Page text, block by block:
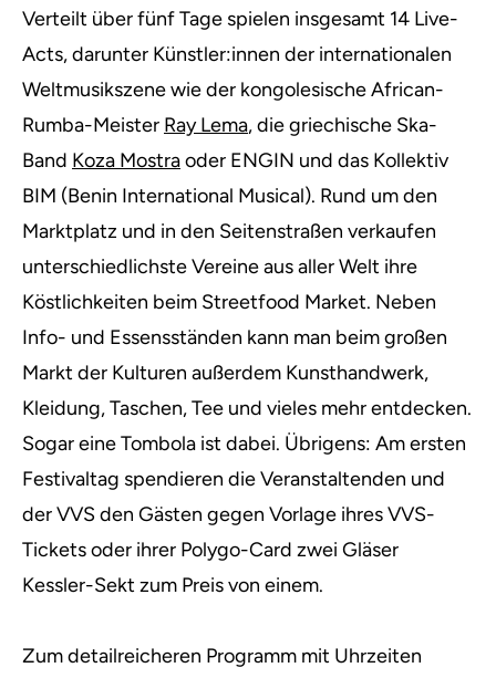
Verteilt über fünf Tage spielen insgesamt 14 Live-
Acts, darunter Künstler:innen der internationalen
Weltmusikszene wie der kongolesische African-
Rumba-Meister Ray Lema, die griechische Ska-
Band Koza Mostraoder ENGIN und das Kollektiv
BIM (Benin International Musical). Rund um den
Marktplatz und in den Seitenstraßen verkaufen
unterschiedlichste Vereine aus aller Welt ihre
Köstlichkeiten beim Streetfood Market. Neben
Info- und Essensständen kann man beim großen
Markt der Kulturen außerdem Kunsthandwerk,
Kleidung, Taschen, Tee und vieles mehr entdecken.
Sogar eine Tombola ist dabei. Übrigens: Am ersten
Festivaltag spendieren die Veranstaltenden und
der VVS den Gästen gegen Vorlage ihres VVS-
Tickets oder ihrer Polygo-Card zwei Gläser
Kessler-Sekt zum Preis von einem.
Zum detailreicheren Programm mit Uhrzeiten